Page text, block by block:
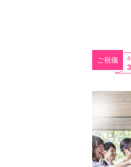
ご祝儀